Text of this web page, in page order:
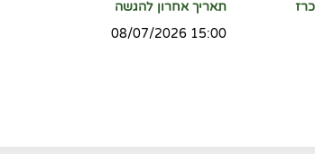
תאריך אחרון להגשה
15:00 08/07/2026